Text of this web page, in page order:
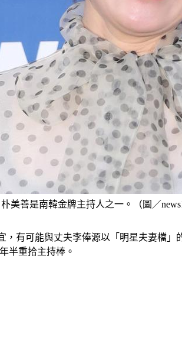
朴美善是南韓金牌主持人之一。（圖／
有可能與丈夫李俸源以「明星夫妻檔
半重拾主持棒。